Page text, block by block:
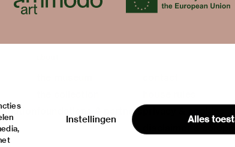
Alles
Instellingen
foundations & partners